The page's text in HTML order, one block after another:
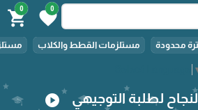
0
favorite
0
shopping_cart
محدودة مستلزمات القطط والكلاب
لطلبة التوجيهي play_circle